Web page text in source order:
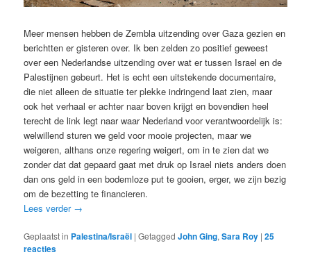
Meer mensen hebben de Zembla uitzending over Gaza gezien en
berichtten er gisteren over. Ik ben zelden zo positief geweest
over een Nederlandse uitzending over wat er tussen Israel en de
Palestijnen gebeurt. Het is echt een uitstekende documentaire,
die niet alleen de situatie ter plekke indringend laat zien, maar
ook het verhaal er achter naar boven krijgt en bovendien heel
terecht de link legt naar waar Nederland voor verantwoordelijk is:
welwillend sturen we geld voor mooie projecten, maar we
weigeren, althans onze regering weigert, om in te zien dat we
zonder dat dat gepaard gaat met druk op Israel niets anders doen
dan ons geld in een bodemloze put te gooien, erger, we zijn bezig
om de bezetting te financieren.
Lees verder →
Geplaatst in Palestina/Israël |Getagged John Ging,Sara Roy |25
reacties